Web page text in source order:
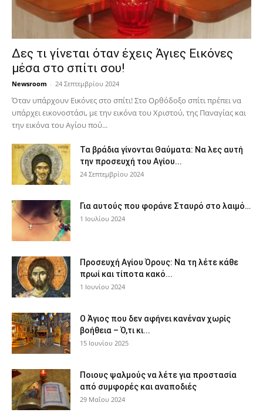
Δες τι γίνεται όταν έχεις Άγιες Εικόνες
μέσα στο σπίτι σου!
Newsroom - 24 Σεπτεμβρίου 2024
Όταν υπάρχουν Εικόνες στο σπίτι! Στο Ορθόδοξο σπίτι πρέπει να
υπάρχει εικονοστάσι, με την εικόνα του Χριστού, της Παν­αγίας και
την εικόνα του Αγίου πού...
Τα βράδια γίνονται Θαύματα: Να λες αυτή
την προσευχή του Αγίου...
24 Σεπτεμβρίου 2024
Για αυτούς που φοράνε Σταυρό στο λαιμό…
1 Ιουλίου 2024
Προσευχή Αγίου Όρους: Να τη λέτε κάθε
πρωί και τίποτα κακό...
1 Ιουνίου 2024
Ο Άγιος που δεν αφήνει κανέναν χωρίς
βοήθεια – Ό,τι κι...
15 Ιουνίου 2025
Ποιους ψαλμούς να λέτε για προστασία
από συμφορές και αναποδιές
29 Μαΐου 2024